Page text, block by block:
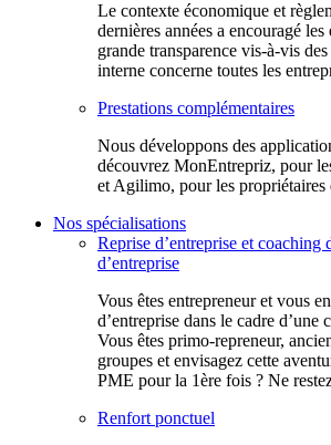
Le contexte économique et
dernières années a encouragé
grande transparence vis-à-vis
interne concerne toutes les
Prestations complémentaires
Nous développons des
découvrez MonEntrepriz, pour
et Agilimo, pour les propriétaires
Nos spécialisations
Reprise d’entreprise et coaching
d’entreprise
Vous êtes entrepreneur et vous
d’entreprise dans le cadre d’une
Vous êtes primo-repreneur,
groupes et envisagez cette
PME pour la 1ère fois ? Ne
Renfort ponctuel